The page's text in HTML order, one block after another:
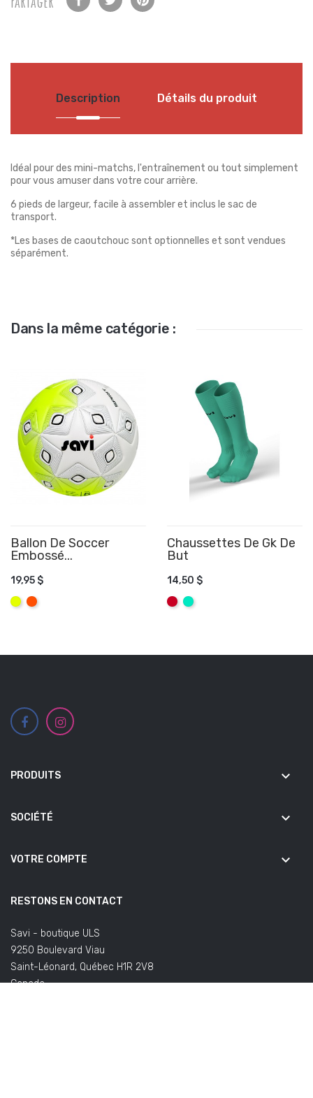
Description Détails du produit
Idéal pour des mini-matchs, l'entraînement ou tout simplement
pour vous amuser dans votre cour arrière.
6 pieds de largeur, facile à assembler et inclus le sac de
transport.
*Les bases de caoutchouc sont optionnelles et sont vendues
séparément.
Dans la même catégorie :
Ballon De Soccer
Embossé...
19,95 $
JauneOrange
AJOUTER AU PANIER
Chaussettes De Gk De
But
14,50 $
Rouge
Vert
AJOUTER AU PANIER
PRODUITS keyboard_arrow_down
SOCIÉTÉ keyboard_arrow_down
VOTRE COMPTE keyboard_arrow_down
RESTONS EN CONTACT
Savi - boutique ULS
9250 Boulevard Viau
Saint-Léonard, Québec H1R 2V8
Canada